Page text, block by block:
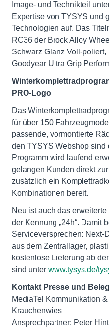
Image- und Technikteil
Expertise von TYSYS und
Technologien auf. Das
RC36 der Brock Alloy
Schwarz Glanz Voll-
Goodyear Ultra Grip
PRO-Logo
Das
für über 150
passende, vormontierte
den TYSYS Webshop sind
Programm wird laufend
gelangen Kunden direkt
zusätzlich ein
Kombinationen bereit.
Neu ist auch das
der Kennung „24h“. Damit
Serviceversprechen: Next-
aus dem Zentrallager,
kostenlose Lieferung ab
sind unter www.tysys.de/
Kontakt Presse und
MediaTel Kommunikation
Krauchenwies
Ansprechpartner: Peter